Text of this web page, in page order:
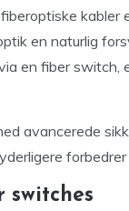
en naturlig
en fiber switch,
avancerede